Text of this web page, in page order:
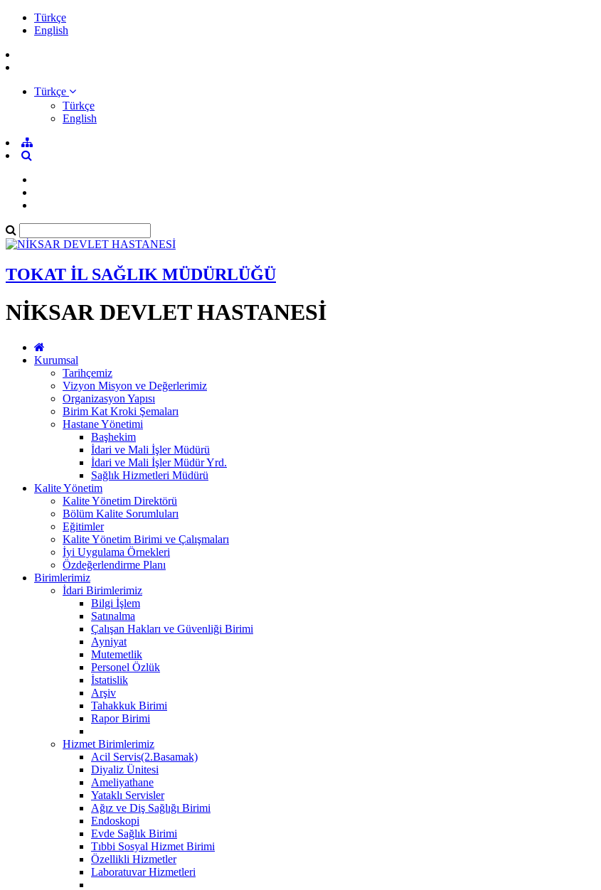
Türkçe
English
Türkçe
Türkçe
English
TOKAT İL SAĞLIK MÜDÜRLÜĞÜ
NİKSAR DEVLET HASTANESİ
Kurumsal
Tarihçemiz
Vizyon Misyon ve Değerlerimiz
Organizasyon Yapısı
Birim Kat Kroki Şemaları
Hastane Yönetimi
Başhekim
İdari ve Mali İşler Müdürü
İdari ve Mali İşler Müdür Yrd.
Sağlık Hizmetleri Müdürü
Kalite Yönetim
Kalite Yönetim Direktörü
Bölüm Kalite Sorumluları
Eğitimler
Kalite Yönetim Birimi ve Çalışmaları
İyi Uygulama Örnekleri
Özdeğerlendirme Planı
Birimlerimiz
İdari Birimlerimiz
Bilgi İşlem
Satınalma
Çalışan Hakları ve Güvenliği Birimi
Ayniyat
Mutemetlik
Personel Özlük
İstatislik
Arşiv
Tahakkuk Birimi
Rapor Birimi
Hizmet Birimlerimiz
Acil Servis(2.Basamak)
Diyaliz Ünitesi
Ameliyathane
Yataklı Servisler
Ağız ve Diş Sağlığı Birimi
Endoskopi
Evde Sağlık Birimi
Tıbbi Sosyal Hizmet Birimi
Özellikli Hizmetler
Laboratuvar Hizmetleri